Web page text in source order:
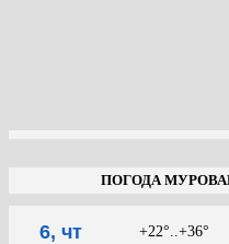
ПОГОДА
6, чт +22°..+36°